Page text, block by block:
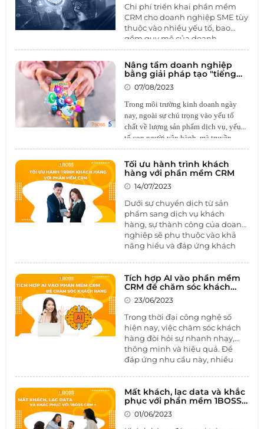
Chi phí triển khai phần mềm
CRM cho doanh nghiệp SME tùy
thuộc vào nhiều yếu tố, bao
gồm quy mô của doanh
nghiệp, tính năng cụ thể cần
thiết và lựa chọn giữa các phiên
bản đóng gói hay tùy chỉnh.Giá
phần mềm CRM
thường được
tính dựa trên số lượng người
dùng và loại hình sử dụng -
đám mây hoặc cài đặt trên máy
chủ riêng. Để xác định chi phí
chính xác, doanh nghiệp cần
cung cấp, và cân nhắc nguồn
ngân sách để đảm bảo rằng họ
chọn được giải pháp phù hợp
nhất cho nhu cầu của mình.
Nâng tầm doanh nghiệp
bằng giải pháp tạo "tiếng
vang" trên nền tảng truyền
thông hot nhất hiện nay
07/08/2023
Trong môi trường kinh doanh ngày
nay, ngoài sự chú trọng vào yếu tố
chất về lượng sản phẩm dịch vụ, yếu
tố con người vận hành, mà truyền
thông mạng xã hội còn là yếu tố tiên
quyết để tạo nên giá trị của thương
hiệu, xây dựng sự phát triển toàn diện,
và một phần giúp cho doanh nghiệp
của thị trường. Theo đó, các giải pháp
truyền thông ngày càng đa dạng và tối
ưu, mạng xã hội không chỉ là một
trong những lựa chọn về truyền thông
mà còn là "mảnh đất" mà bất kỳ doanh
nghiệp nào cũng phái đặt chân đến.
Tối ưu hành trình khách
hàng với phần mềm CRM
14/07/2023
Dưới sự chuyển dịch từ sản
phẩm sang dịch vụ khách
hàng, sự thành công của doanh
nghiệp sẽ phụ thuộc vào khả
năng hiểu và đáp ứng khách
hành trình khách hàng là một
trong những điều tất yếu để
doanh nghiệp đạt được thành
công trên con đường chinh
viết này, chúng ta hãy cùng tìm
hành trình khách hàng là gì và
tối ưu hành trình khách hàng
vớiphần mềm CRM như thế
nào.
Tích hợp AI vào phần mềm
CRM để chăm sóc khách
hàng
23/06/2023
Trong thời đại công nghệ số
hiện nay, việc chăm sóc khách
hàng đòi hỏi sự nhanh nhạy,
thông minh và hiệu quả. Để
đáp ứng nhu cầu này, nhiều
hợp trí tuệ nhân tạo (AI) vào
phần mềm quản lý quan hệ
khách hàng (CRM). Sự kết hợp
giữa AI và CRM không chỉ đem
Mất khách, lạc data và khắc
phục với phần mềm 1BOSS
CRM +
01/06/2023